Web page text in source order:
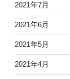
2021年7月
2021年6月
2021年5月
2021年4月